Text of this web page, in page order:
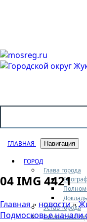
ГЛАВНАЯ Навигация
ГОРОД
Глава города
Устав города
Символика
04 IMG 4421
Главная» новости»
Подмосковье начали